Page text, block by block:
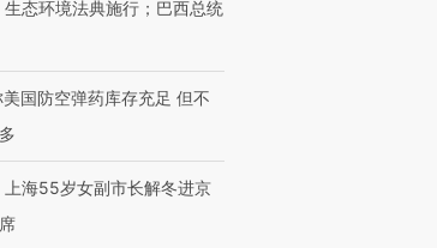
态环境法典施行；巴西总统
国防空弹药库存充足 但不
上海55岁女副市长解冬进京